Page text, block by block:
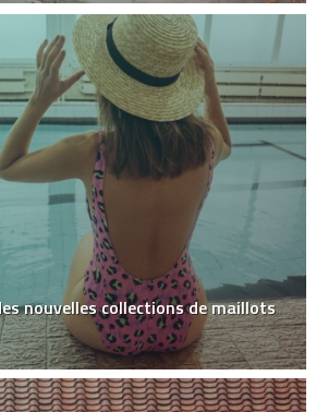
nouvelles collections de maillots